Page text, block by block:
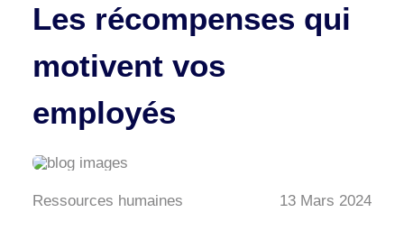
Les récompenses qui
motivent vos
employés
Ressources humaines 13 Mars 2024